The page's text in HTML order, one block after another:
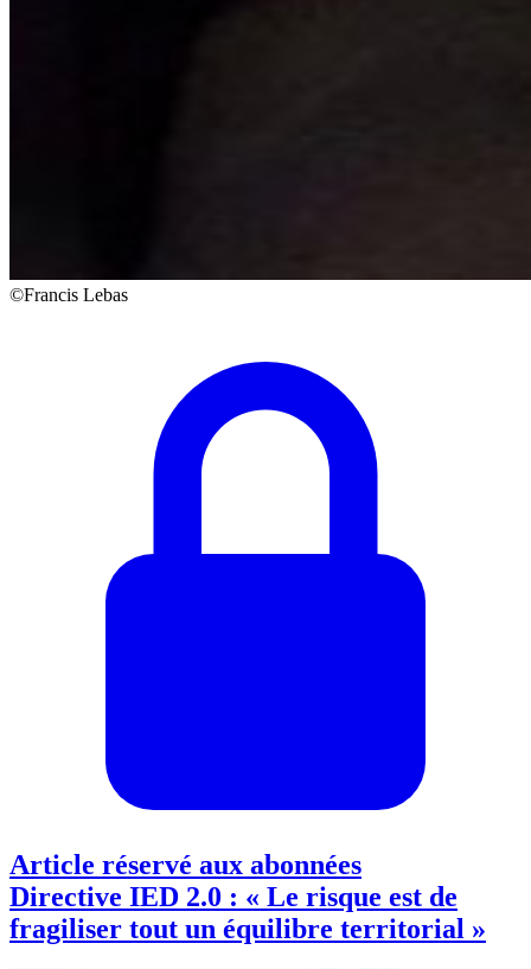
©Francis Lebas
Article réservé aux abonnées
Directive IED 2.0 : « Le risque est de
fragiliser tout un équilibre territorial »